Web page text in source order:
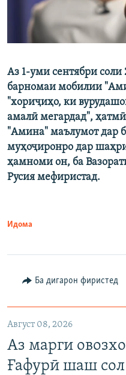
Аз 1-уми сентябри соли
барномаи мобилии
"хориҷиҳо, ки
амалӣ мегардад",
"Амина" маълумот дар
муҳоҷиронро дар
ҳамноми он, ба
Русия мефиристад.
Идома
Ба дигарон фиристед
Август 08, 2026
Аз марги
Ғафурӣ шаш